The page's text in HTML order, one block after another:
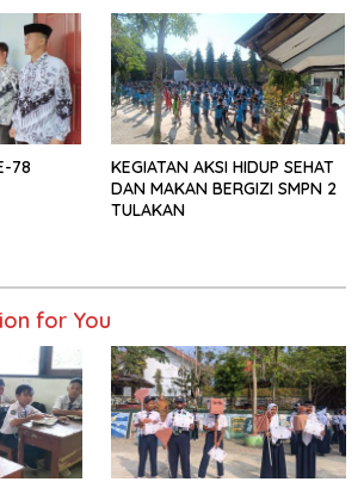
78
KEGIATAN AKSI HIDUP SEHAT
DAN MAKAN BERGIZI SMPN 2
TULAKAN
for You